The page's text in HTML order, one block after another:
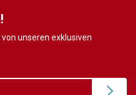
unseren exklusiven